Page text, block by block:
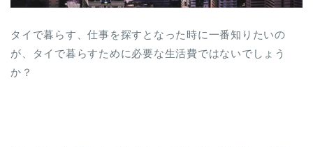
タイで暮らす、仕事を探すとなった時に一番知りたいの
が、タイで暮らすために必要な生活費ではないでしょう
か？